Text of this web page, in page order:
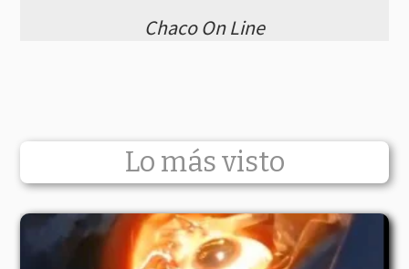
Chaco On Line
Lo más visto